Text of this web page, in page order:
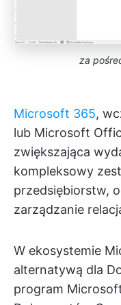
za
Microsoft 365,
lub Microsoft
zwiększająca
kompleksowy
przedsiębiorstw,
zarządzanie
W ekosystemie
alternatywą dla
program